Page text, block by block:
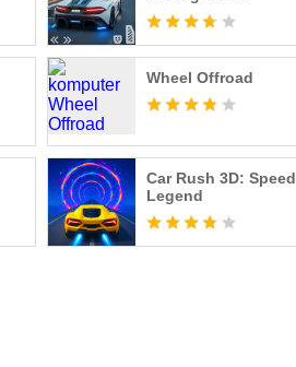
Wheel Offroad
Car Rush 3D: Speed
Legend